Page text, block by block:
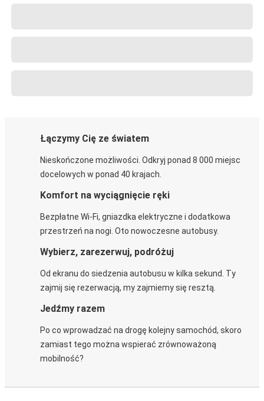
Łączymy Cię ze światem
Nieskończone możliwości. Odkryj ponad 8 000 miejsc
docelowych w ponad 40 krajach.
Komfort na wyciągnięcie ręki
Bezpłatne Wi-Fi, gniazdka elektryczne i dodatkowa
przestrzeń na nogi. Oto nowoczesne autobusy.
Wybierz, zarezerwuj, podróżuj
Od ekranu do siedzenia autobusu w kilka sekund. Ty
zajmij się rezerwacją, my zajmiemy się resztą.
Jedźmy razem
Po co wprowadzać na drogę kolejny samochód, skoro
zamiast tego można wspierać zrównoważoną
mobilność?